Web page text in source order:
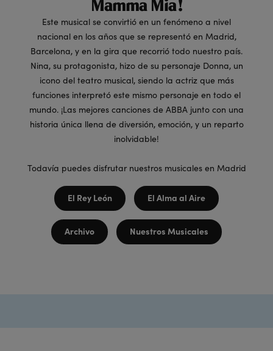
Mamma Mia!
Este musical se convirtió en un fenómeno a nivel
nacional en los años que se representó en Madrid,
Barcelona, y en la gira que recorrió todo nuestro país.
Nina, su protagonista, hizo de su personaje Donna, un
icono del teatro musical, siendo la actriz que más
funciones interpretó este mismo personaje en todo el
mundo. ¡Las mejores canciones de ABBA junto con una
historia única llena de diversión, emoción, y un reparto
inolvidable!
Todavía puedes disfrutar nuestros musicales en Madrid
El Rey León El Alma al Aire
Archivo Nuestros Musicales